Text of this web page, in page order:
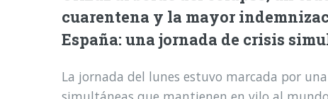
cuarentena y la mayor
España: una jornada de crisis
La jornada del lunes estuvo marcada por